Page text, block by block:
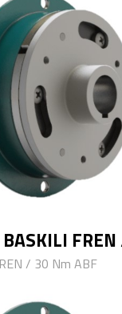
/ 30 Nm ABF